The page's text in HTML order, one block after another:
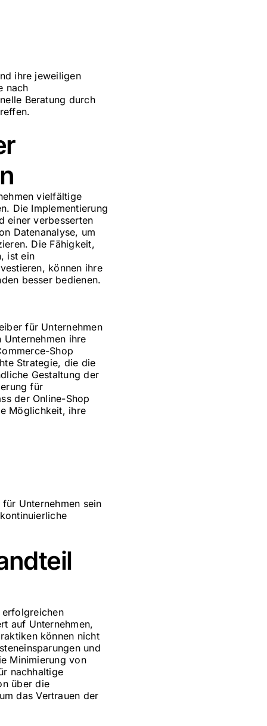
ihre jeweiligen
nach
Beratung durch
vielfältige
Die Implementierung
einer verbesserten
Datenanalyse, um
Die Fähigkeit,
ist ein
können ihre
besser bedienen.
für Unternehmen
ihre
Shop
Strategie, die die
Gestaltung der
für
der Online-Shop
Möglichkeit, ihre
Unternehmen sein
erfolgreichen
auf Unternehmen,
können nicht
und
Minimierung von
nachhaltige
über die
das Vertrauen der